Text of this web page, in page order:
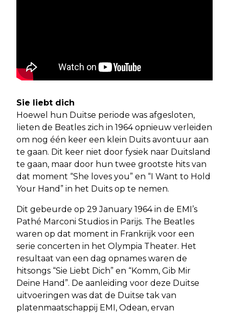
Sie liebt dich
Hoewel hun Duitse periode was afgesloten,
lieten de Beatles zich in 1964 opnieuw verleiden
om nog één keer een klein Duits avontuur aan
te gaan. Dit keer niet door fysiek naar Duitsland
te gaan, maar door hun twee grootste hits van
dat moment “She loves you” en “I Want to Hold
Your Hand” in het Duits op te nemen.
Dit gebeurde op 29 January 1964 in de EMI’s
Pathé Marconi Studios in Parijs. The Beatles
waren op dat moment in Frankrijk voor een
serie concerten in het Olympia Theater. Het
resultaat van een dag opnames waren de
hitsongs “Sie Liebt Dich” en “Komm, Gib Mir
Deine Hand”. De aanleiding voor deze Duitse
uitvoeringen was dat de Duitse tak van
platenmaatschappij EMI, Odean, ervan